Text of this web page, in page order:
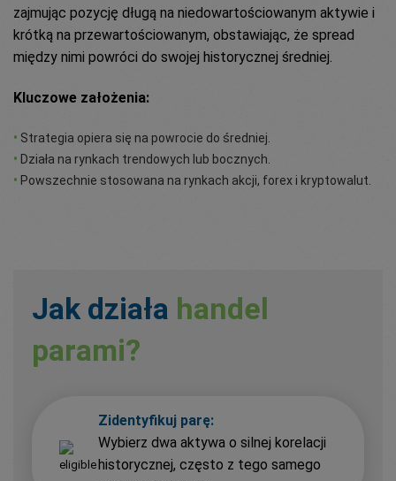
zajmując pozycję długą na niedowartościowanym aktywie i
krótką na przewartościowanym, obstawiając, że spread
między nimi powróci do swojej historycznej średniej.
Kluczowe założenia:
• Strategia opiera się na powrocie do średniej.
• Działa na rynkach trendowych lub bocznych.
• Powszechnie stosowana na rynkach akcji, forex i kryptowalut.
Jak działa handel
parami?
Zidentyfikuj parę:
Wybierz dwa aktywa o silnej korelacji
historycznej, często z tego samego